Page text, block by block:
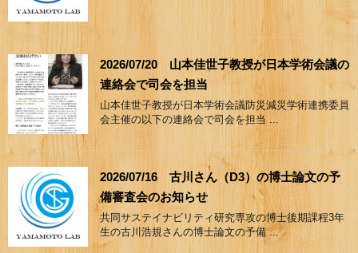
2026/07/20 山本佳世子教授が日本学術会議の
連絡会で司会を担当
山本佳世子教授が日本学術会議防災減災学術連携委員
会主催の以下の連絡会で司会を担当 ...
2026/07/16 古川さん（D3）の博士論文の予
備審査会のお知らせ
共同サステイナビリティ研究専攻の博士後期課程3年
生の古川浩規さんの博士論文の予備 ...